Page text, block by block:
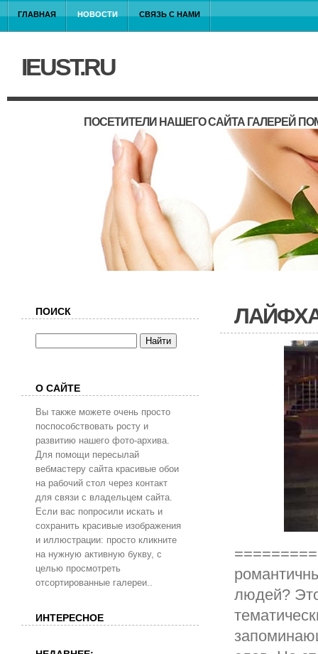
ГЛАВНАЯ НОВОСТИ СВЯЗЬ С НАМИ
IEUST.RU
ПОСЕТИТЕЛИ НАШЕГО САЙТА ГАЛЕРЕЙ
людей?
ПОИСК
О САЙТЕ
Вы также можете очень просто
поспособствовать росту и
развитию нашего фото-архива.
Для помощи пересылай
вебмастеру сайта красивые обои
на рабочий стол через контакт
для связи с владельцем сайта.
Если вас попросили искать и
сохранить красивые изображения
и иллюстрации: просто кликните
на нужную активную букву, с
целью просмотреть
отсортированные галереи..
ИНТЕРЕСНОЕ